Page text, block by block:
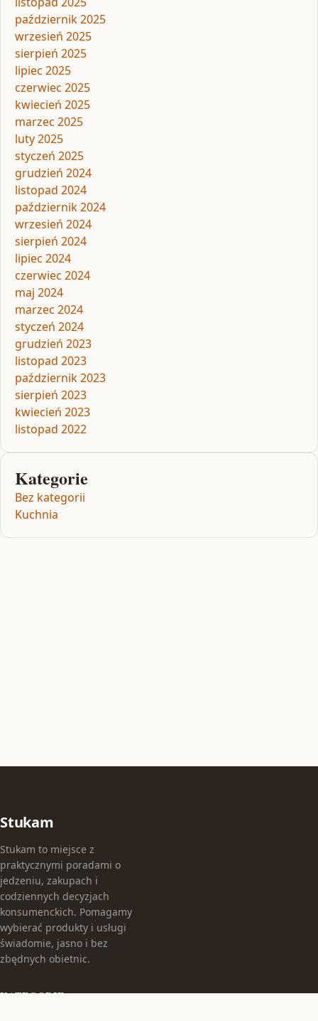
październik 2025
wrzesień 2025
sierpień 2025
lipiec 2025
czerwiec 2025
kwiecień 2025
marzec 2025
luty 2025
styczeń 2025
grudzień 2024
listopad 2024
październik 2024
wrzesień 2024
sierpień 2024
lipiec 2024
czerwiec 2024
maj 2024
marzec 2024
styczeń 2024
grudzień 2023
listopad 2023
październik 2023
sierpień 2023
kwiecień 2023
listopad 2022
Kategorie
Bez kategorii
Kuchnia
Stukam
Stukam to miejsce z
praktycznymi poradami o
jedzeniu, zakupach i
codziennych decyzjach
konsumenckich. Pomagamy
wybierać produkty i usługi
świadomie, jasno i bez
zbędnych obietnic.
KATEGORIE